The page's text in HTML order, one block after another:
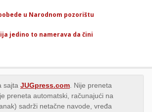
u Narodnom pozorištu
jedino to namerava da čini
sajta JUGpress.com . Nije preneta
preneta automatski, računajući na
sadrži netačne navode, vređa